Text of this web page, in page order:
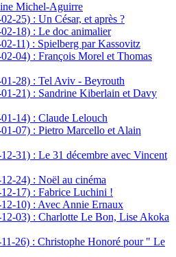
Michel-Aguirre
25) : Un César, et après ?
18) : Le doc animalier
11) : Spielberg par Kassovitz
04) : François Morel et Thomas
28) : Tel Aviv - Beyrouth
21) : Sandrine Kiberlain et Davy
14) : Claude Lelouch
07) : Pietro Marcello et Alain
31) : Le 31 décembre avec Vincent
24) : Noël au cinéma
17) : Fabrice Luchini !
10) : Avec Annie Ernaux
03) : Charlotte Le Bon, Lise Akoka
26) : Christophe Honoré pour " Le